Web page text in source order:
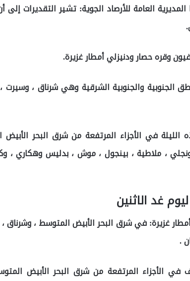
العامة للأرصاد الجوية: تشير التقديرات إلى
وقره حصار ودنيزلي أمطار غزيرة.
الجنوبية والجنوبية الشرقية وهي شرناق ، وسيرت ،
في الأجزاء المرتفعة من شرق البحر
تونجلي ، ملاطية ، بينجول ، موش ، بدليس وهكاري ،
غد الاثنين
غزيرة: في شرق البحر الأبيض المتوسط ​​، وشرناق
.
الأجزاء المرتفعة من شرق البحر الأبيض